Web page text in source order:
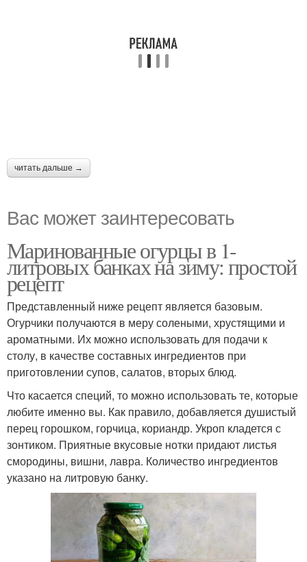
читать дальше →
Вас может заинтересовать
Маринованные огурцы в 1-
литровых банках на зиму: простой
рецепт
Представленный ниже рецепт является базовым.
Огурчики получаются в меру солеными, хрустящими и
ароматными. Их можно использовать для подачи к
столу, в качестве составных ингредиентов при
приготовлении супов, салатов, вторых блюд.
Что касается специй, то можно использовать те, которые
любите именно вы. Как правило, добавляется душистый
перец горошком, горчица, кориандр. Укроп кладется с
зонтиком. Приятные вкусовые нотки придают листья
смородины, вишни, лавра. Количество ингредиентов
указано на литровую банку.